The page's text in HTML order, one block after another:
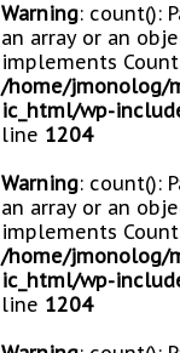
Warning: count():
an array or an
implements
/home/jmonolog/
ic_html/wp-
line 1204
Warning: count():
an array or an
implements
/home/jmonolog/
ic_html/wp-
line 1204